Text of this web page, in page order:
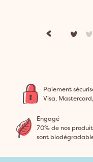
Paiement
Visa,
Engagé
70% de nos
sont